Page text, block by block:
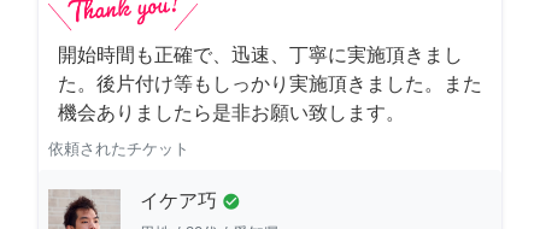
開始時間も正確で、迅速、丁寧に実施頂きまし
た。後片付け等もしっかり実施頂きました。また
機会ありましたら是非お願い致します。
依頼されたチケット
イケア巧 check_circle